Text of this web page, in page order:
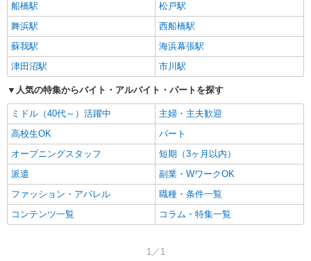
船橋駅
松戸駅
舞浜駅
西船橋駅
蘇我駅
海浜幕張駅
津田沼駅
市川駅
人気の特集からバイト・アルバイト・パートを探す
ミドル（40代～）活躍中
主婦・主夫歓迎
高校生OK
パート
オープニングスタッフ
短期（3ヶ月以内）
派遣
副業・WワークOK
ファッション・アパレル
職種・条件一覧
コンテンツ一覧
コラム・特集一覧
1／1